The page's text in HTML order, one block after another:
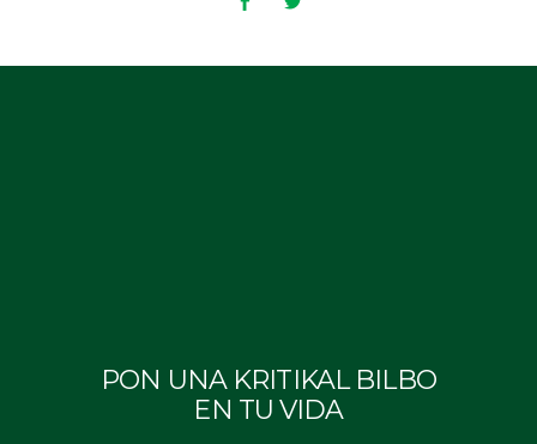
PON UNA KRITIKAL BILBO
EN TU VIDA